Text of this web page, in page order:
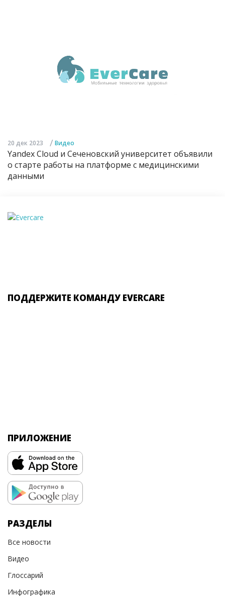
20 дек 2023 / Видео
Yandex Cloud и Сеченовский университет объявили
о старте работы на платформе с медицинскими
данными
ПОДДЕРЖИТЕ КОМАНДУ EVERCARE
ПРИЛОЖЕНИЕ
РАЗДЕЛЫ
Все новости
Видео
Глоссарий
Инфографика